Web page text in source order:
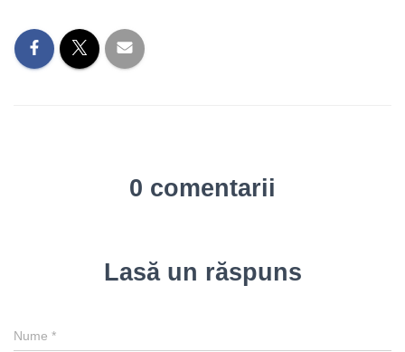
0 comentarii
Lasă un răspuns
Nume *